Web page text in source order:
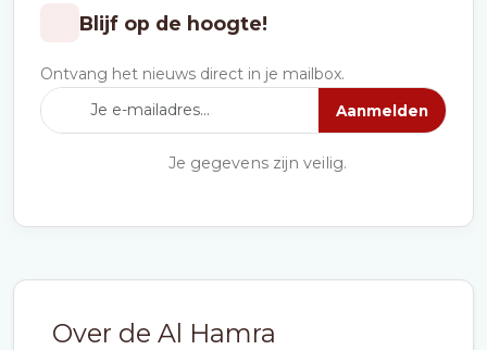
Over de Al Hamra
Blijf op de hoogte!
Ontvang het nieuws direct in je mailbox.
Aanmelden
Je gegevens zijn veilig.